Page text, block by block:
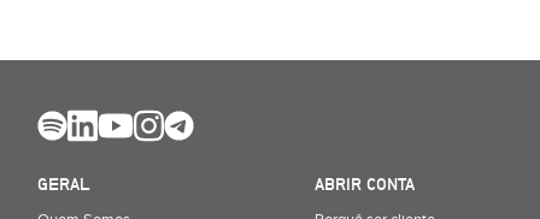
GERAL
ABRIR CONTA